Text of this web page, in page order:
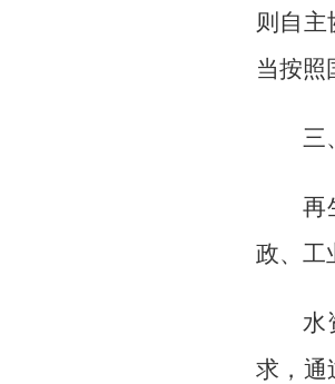
则自
当按照
三
再
政、工
水
求，通